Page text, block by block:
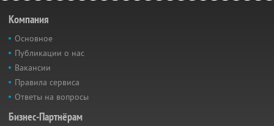
Компания
Основное
Публикации о нас
Вакансии
Правила сервиса
Ответы на вопросы
Бизнес-Партнёрам